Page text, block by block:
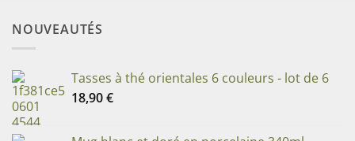
NOUVEAUTÉS
Tasses à thé orientales 6 couleurs - lot de 6
18,90€